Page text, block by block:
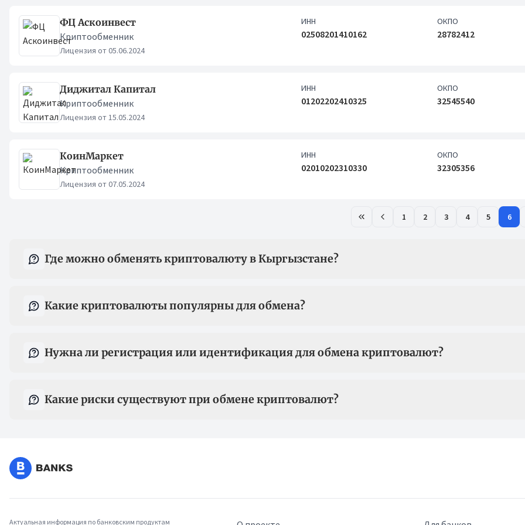
ФЦ Аскоинвест
Криптообменник
Лицензия от 05.06.2024
ИНН
02508201410162
ОКПО
28782412
Диджитал Капитал
Криптообменник
Лицензия от 15.05.2024
ИНН
01202202410325
ОКПО
32545540
КоинМаркет
Криптообменник
Лицензия от 07.05.2024
ИНН
02010202310330
ОКПО
32305356
1 2 3 4 5 6
Где можно обменять криптовалюту в Кыргызстане?
Какие криптовалюты популярны для обмена?
Нужна ли регистрация или идентификация для обмена криптовалют?
Какие риски существуют при обмене криптовалют?
Актуальная информация по банковским продуктам